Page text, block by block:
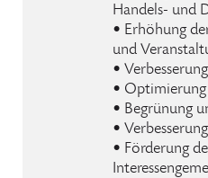
Handels- und
• Erhöhung
und
•
• Optimierung
• Begrünung
•
• Förderung